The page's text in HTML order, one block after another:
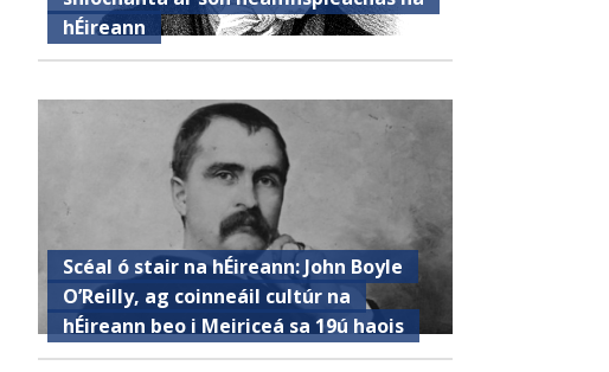
hÉireann
Scéal ó stair na hÉireann: John Boyle
O’Reilly, ag coinneáil cultúr na
hÉireann beo i Meiriceá sa 19ú haois